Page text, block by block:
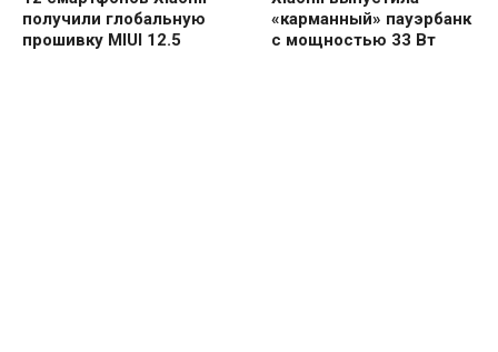
получили глобальную
прошивку MIUI 12.5
«карманный» пауэрбанк
с мощностью 33 Вт